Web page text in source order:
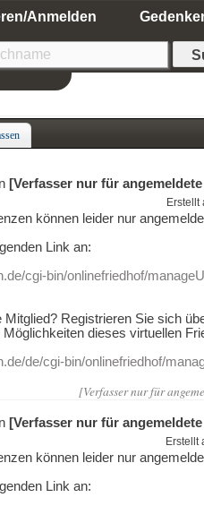
Anmelden
[Verfasser nur für
Erstellt
können leider nur
Link an:
cgi-bin/onlinefriedhof/
Registrieren Sie sich
dieses virtuellen
de/cgi-bin/onlinefriedhof/
[Verfasser nur für
[Verfasser nur für
Erstellt
können leider nur
Link an: